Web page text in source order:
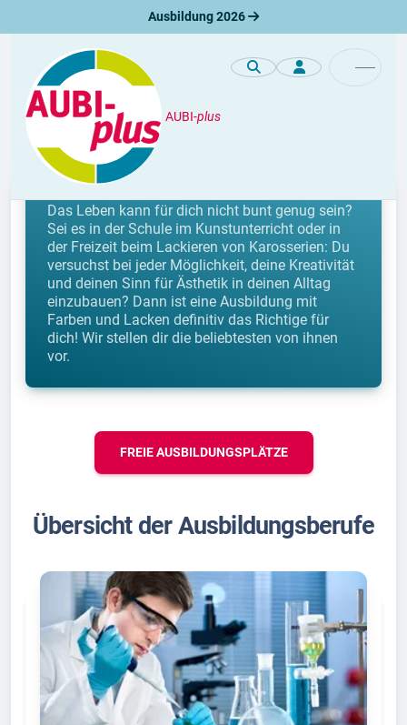
Ausbildung 2026
AUBI-plus
Berufe
Berufe mit Farben und Lacken
Das Leben kann für dich nicht bunt genug sein?
Sei es in der Schule im Kunstunterricht oder in
der Freizeit beim Lackieren von Karosserien: Du
versuchst bei jeder Möglichkeit, deine Kreativität
und deinen Sinn für Ästhetik in deinen Alltag
einzubauen? Dann ist eine Ausbildung mit
Farben und Lacken definitiv das Richtige für
dich! Wir stellen dir die beliebtesten von ihnen
vor.
FREIE AUSBILDUNGSPLÄTZE
Übersicht der Ausbildungsberufe